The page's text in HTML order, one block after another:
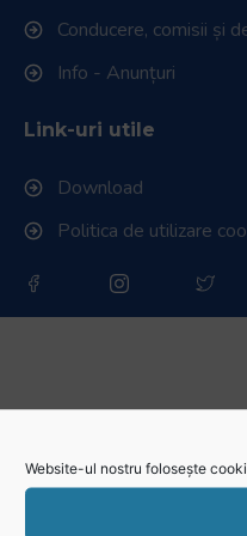
Website-ul nostru folosește
Conducere, comisii și
Info - Anunțuri
Link-uri utile
Download
Politica de utilizare